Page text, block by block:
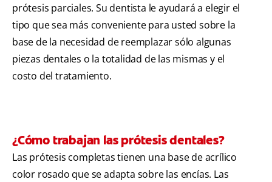
prótesis parciales. Su dentista le ayudará a elegir el
tipo que sea más conveniente para usted sobre la
base de la necesidad de reemplazar sólo algunas
piezas dentales o la totalidad de las mismas y el
costo del tratamiento.
¿Cómo trabajan las prótesis dentales?
Las prótesis completas tienen una base de acrílico
color rosado que se adapta sobre las encías. Las